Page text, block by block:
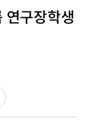
연구장학생